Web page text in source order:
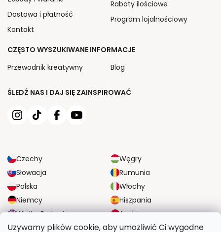
Używamy plików cookie, aby umożliwić Ci wygodne
ŚLEDŹ NAS I DAJ SIĘ ZAINSPIROWAĆ
Czechy
Węgry
Słowacja
Rumunia
Polska
Włochy
Niemcy
Hiszpania
Wielka Brytania
Austria
Dostawa i płatność
Kontakt
Rabaty ilościowe
Program lojalnościowy
CZĘSTO WYSZUKIWANE INFORMACJE
Przewodnik kreatywny
Blog